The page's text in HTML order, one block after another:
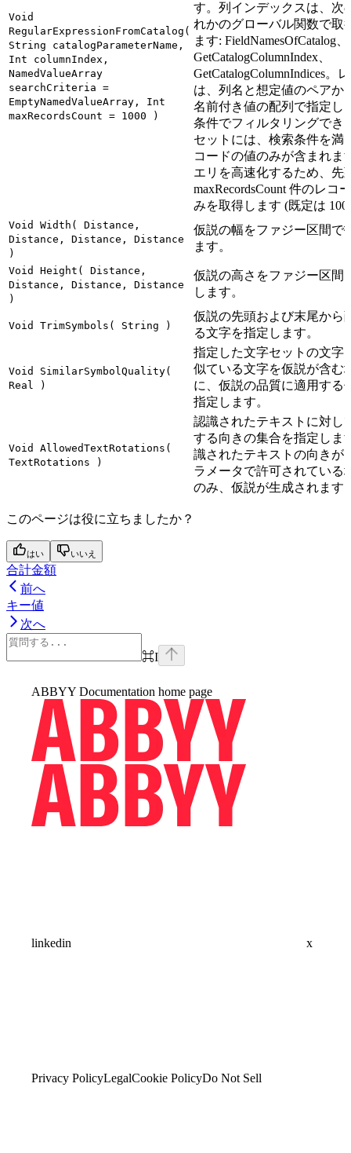
Void
RegularExpressionFromCatalog(
String catalogParameterName,
Int columnIndex,
NamedValueArray
searchCriteria =
EmptyNamedValueArray, Int
maxRecordsCount = 1000 )
す。列インデックスは、次
れかのグローバル関数で取
ます: FieldNamesOfCatalog、
GetCatalogColumnIndex、
GetCatalogColumnIndices。
は、列名と想定値のペアか
名前付き値の配列で指定し
条件でフィルタリングでき
セットには、検索条件を満
コードの値のみが含まれま
エリを高速化するため、先
maxRecordsCount 件のレコ
みを取得します (既定は
Void Width( Distance,
Distance, Distance, Distance
)
仮説の幅をファジー区間で
ます。
Void Height( Distance,
Distance, Distance, Distance
)
仮説の高さをファジー区間
します。
Void TrimSymbols( String )
仮説の先頭および末尾から
る文字を指定します。
Void SimilarSymbolQuality(
Real )
指定した文字セットの文字
似ている文字を仮説が含む
に、仮説の品質に適用する
指定します。
Void AllowedTextRotations(
TextRotations )
認識されたテキストに対し
する向きの集合を指定しま
識されたテキストの向きが
ラメータで許可されている
のみ、仮説が生成されます
このページは役に立ちましたか？
はい いいえ
合計金額
前へ
キー値
次へ
⌘I
ABBYY Documentation home page
linkedin x
Privacy PolicyLegalCookie PolicyDo Not Sell